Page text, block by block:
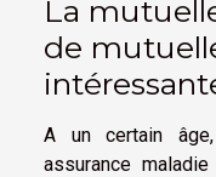
La
de
A un certain
assurance